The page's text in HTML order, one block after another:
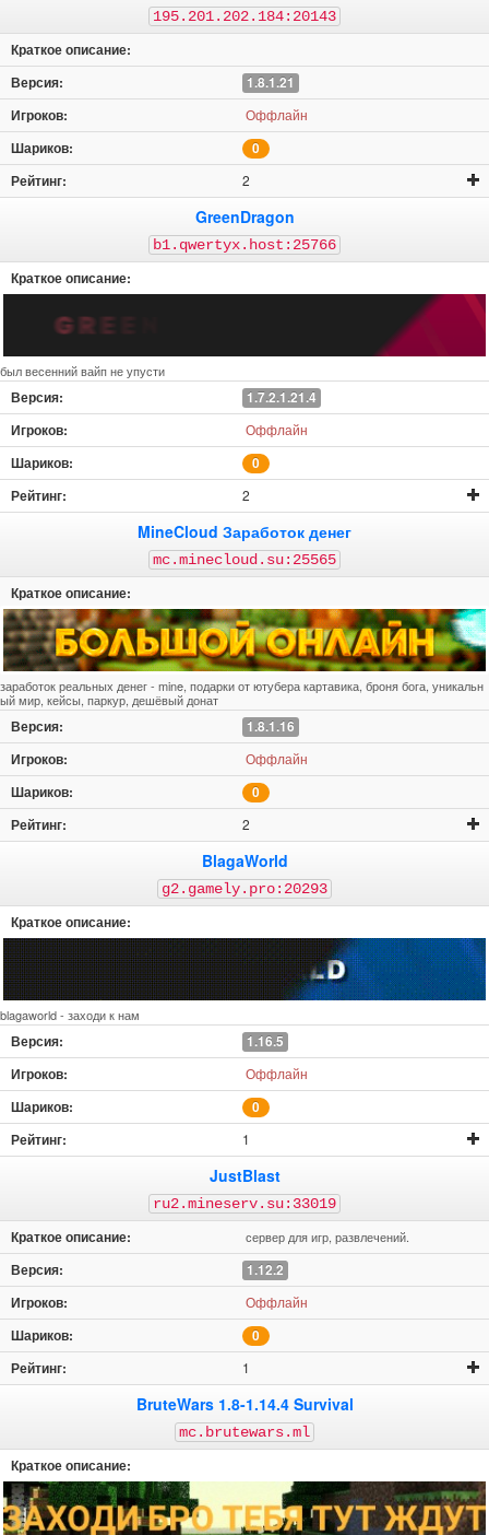
195.201.202.184:20143
1.8.1.21
Оффлайн
0
2
GreenDragon
b1.qwertyx.host:25766
был весенний вайп не упусти
1.7.2.1.21.4
Оффлайн
0
2
MineCloud Заработок денег
mc.minecloud.su:25565
заработок реальных денег - mine, подарки от ютубера картавика, броня бога, уникальн
ый мир, кейсы, паркур, дешёвый донат
1.8.1.16
Оффлайн
0
2
BlagaWorld
g2.gamely.pro:20293
blagaworld - заходи к нам
1.16.5
Оффлайн
0
1
JustBlast
ru2.mineserv.su:33019
сервер для игр, развлечений.
1.12.2
Оффлайн
0
1
BruteWars 1.8-1.14.4 Survival
mc.brutewars.ml